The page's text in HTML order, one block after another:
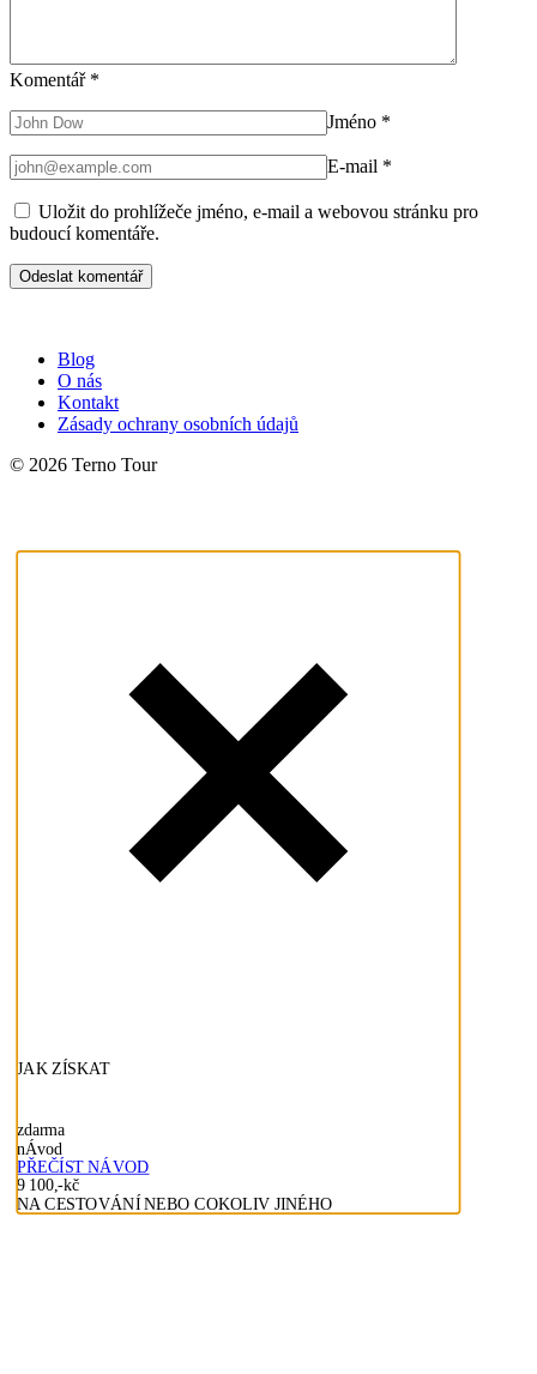
Komentář *
Jméno *
E-mail *
Uložit do prohlížeče jméno, e-mail a webovou stránku pro
budoucí komentáře.
Blog
O nás
Kontakt
Zásady ochrany osobních údajů
© 2026 Terno Tour
JAK ZÍSKAT
zdarma
nÁvod
PŘEČÍST NÁVOD
9 100,-kč
NA CESTOVÁNÍ NEBO COKOLIV JINÉHO